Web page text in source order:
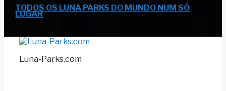
TODOS OS LUNA PARKS DO MUNDO NUM SÓ
LUGAR
Luna-Parks.com